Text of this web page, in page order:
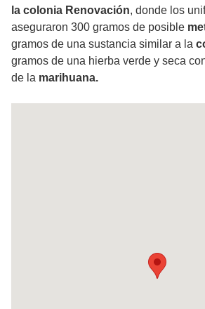
la colonia Renovación, donde los
aseguraron 300 gramos de posible
gramos de una sustancia similar a la
gramos de una hierba verde y seca
de la marihuana.